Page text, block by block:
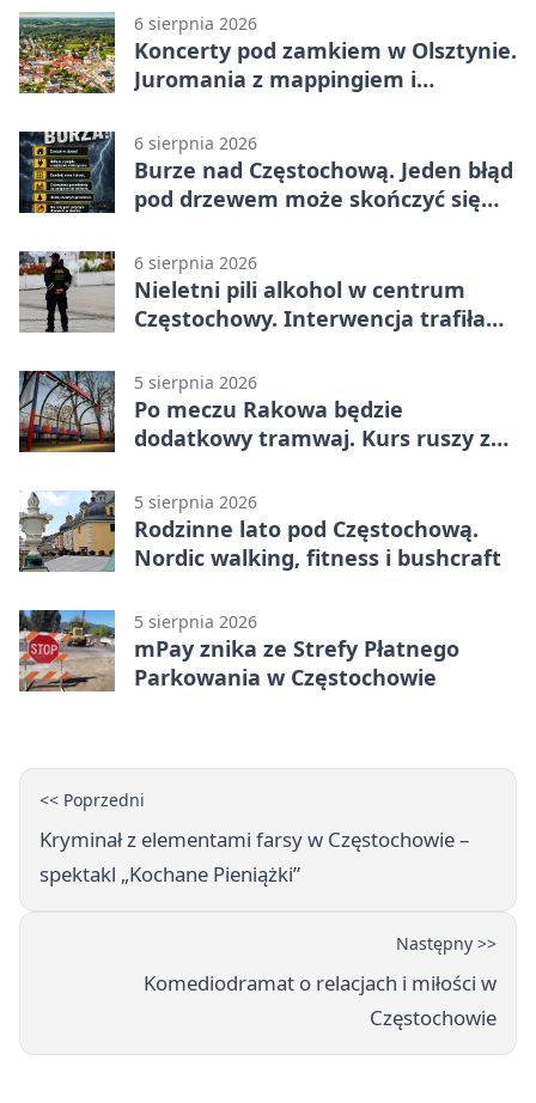
6 sierpnia 2026
Koncerty pod zamkiem w Olsztynie.
Juromania z mappingiem i
6 sierpnia 2026
Burze nad Częstochową. Jeden błąd
pod drzewem może skończyć się
6 sierpnia 2026
Nieletni pili alkohol w centrum
Częstochowy. Interwencja trafiła
5 sierpnia 2026
Po meczu Rakowa będzie
dodatkowy tramwaj. Kurs ruszy ze
5 sierpnia 2026
Rodzinne lato pod Częstochową.
Nordic walking, fitness i bushcraft
5 sierpnia 2026
mPay znika ze Strefy Płatnego
Parkowania w Częstochowie
<< Poprzedni
Kryminał z elementami farsy w Częstochowie –
spektakl „Kochane Pieniążki”
Następny >>
Komediodramat o relacjach i miłości w
Częstochowie